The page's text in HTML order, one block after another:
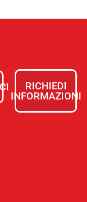
RICHIEDI
INFORMAZIONI